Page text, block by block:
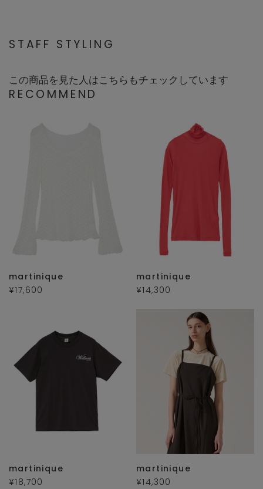
STAFF STYLING
この商品を見た人はこちらもチェックしています
RECOMMEND
martinique
¥17,600
martinique
¥14,300
martinique
¥18,700
martinique
¥14,300